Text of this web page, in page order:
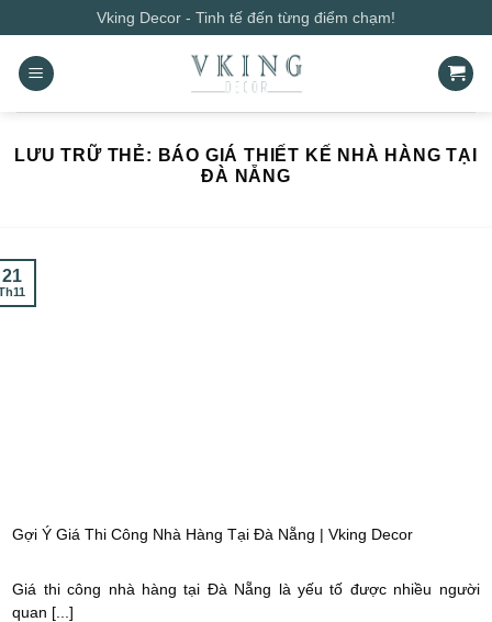
qua
nội
dung
Vking Decor - Tinh tế đến từng điểm chạm!
LƯU TRỮ THẺ: BÁO GIÁ THIẾT KẾ NHÀ HÀNG TẠI
ĐÀ NẴNG
Gợi Ý Giá Thi Công Nhà Hàng Tại Đà Nẵng | Vking Decor
Giá thi công nhà hàng tại Đà Nẵng là yếu tố được nhiều người
quan [...]
21